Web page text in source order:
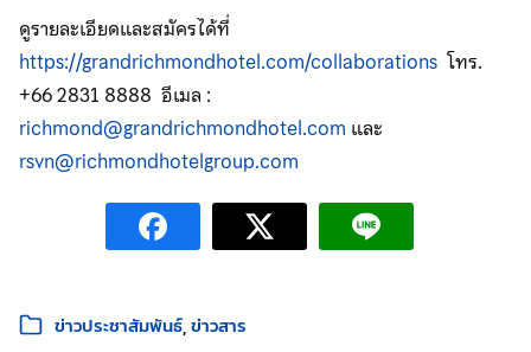
ดูรายละเอียดและสมัครได้ที่
https://grandrichmondhotel.com/collaborations โทร.
+66 2831 8888 อีเมล :
richmond@grandrichmondhotel.com และ
rsvn@richmondhotelgroup.com
หมวดหมู่:
ข่าวประชาสัมพันธ์ ข่าวสาร